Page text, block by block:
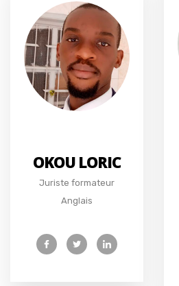
OKOU LORIC
Juriste formateur
Anglais